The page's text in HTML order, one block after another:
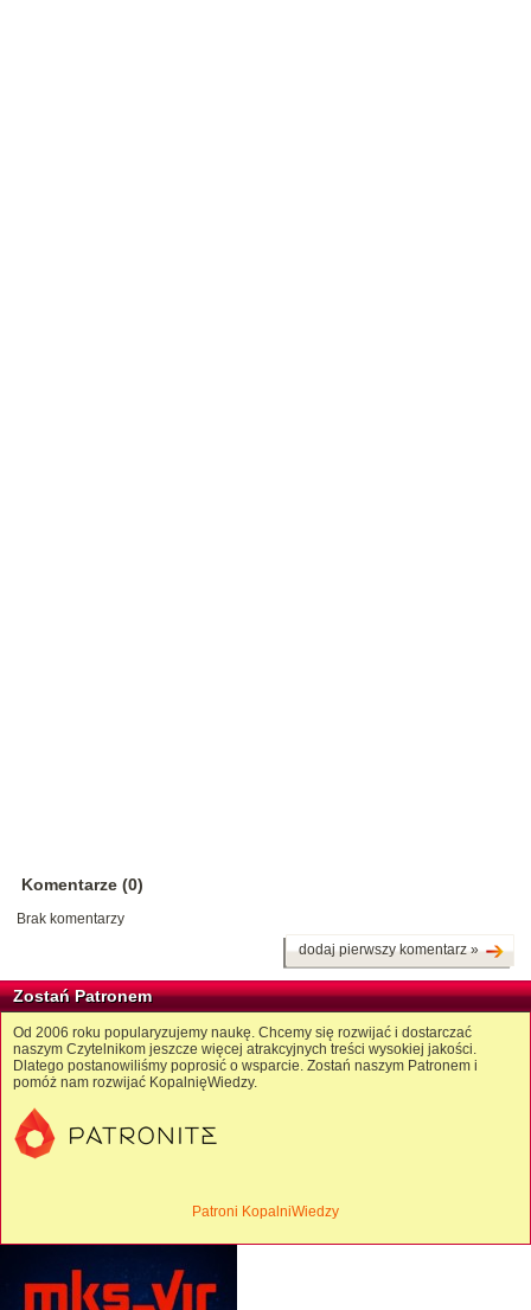
Komentarze (0)
Brak komentarzy
dodaj pierwszy komentarz »
Zostań Patronem
Od 2006 roku popularyzujemy naukę. Chcemy się rozwijać i dostarczać
naszym Czytelnikom jeszcze więcej atrakcyjnych treści wysokiej jakości.
Dlatego postanowiliśmy poprosić o wsparcie. Zostań naszym Patronem i
pomóż nam rozwijać KopalnięWiedzy.
Patroni KopalniWiedzy